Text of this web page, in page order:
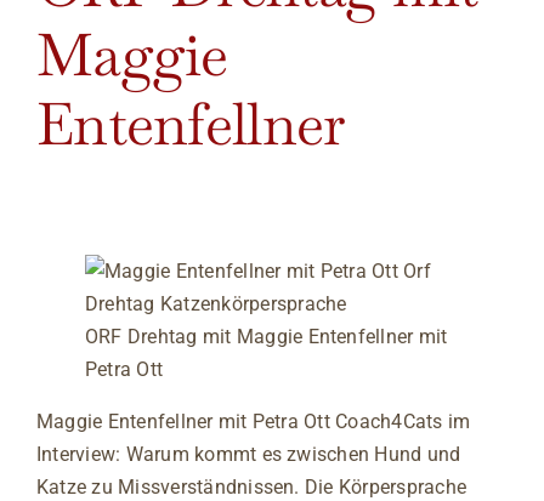
Maggie
Entenfellner
ORF Drehtag mit Maggie Entenfellner mit
Petra Ott
Maggie Entenfellner mit Petra Ott Coach4Cats im
Interview: Warum kommt es zwischen Hund und
Katze zu Missverständnissen. Die Körpersprache